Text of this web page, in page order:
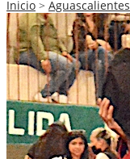
Inicio > Aguascalientes